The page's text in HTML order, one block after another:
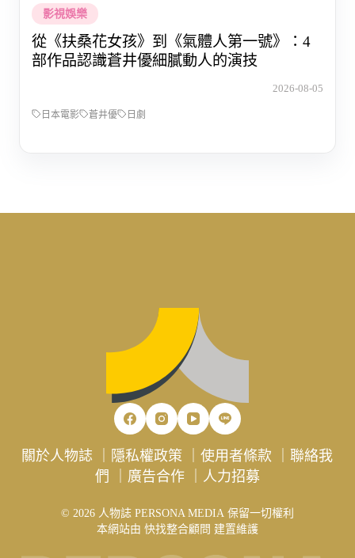
影視娛樂
從《扶桑花女孩》到《氣體人第一號》：4
部作品認識蒼井優細膩動人的演技
2026-08-05
日本電影 蒼井優 日劇
關於人物誌 隱私權政策 ｜使用者條款 ｜聯絡我
們
廣告合作｜ 人力招募
© 2026 人物誌 PERSONA MEDIA 保留一切權利
本網站由 快找整合顧問 建置維護